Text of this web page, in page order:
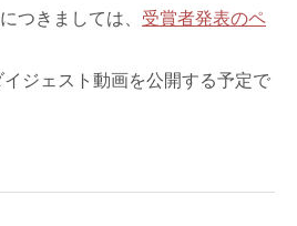
つきましては、 受賞者発表のペ
ジェスト動画を公開する予定で